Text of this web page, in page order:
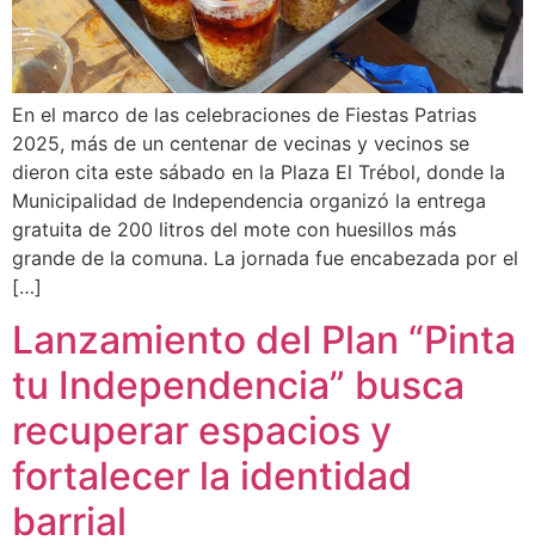
En el marco de las celebraciones de Fiestas Patrias
2025, más de un centenar de vecinas y vecinos se
dieron cita este sábado en la Plaza El Trébol, donde la
Municipalidad de Independencia organizó la entrega
gratuita de 200 litros del mote con huesillos más
grande de la comuna. La jornada fue encabezada por el
[…]
Lanzamiento del Plan “Pinta
tu Independencia” busca
recuperar espacios y
fortalecer la identidad
barrial